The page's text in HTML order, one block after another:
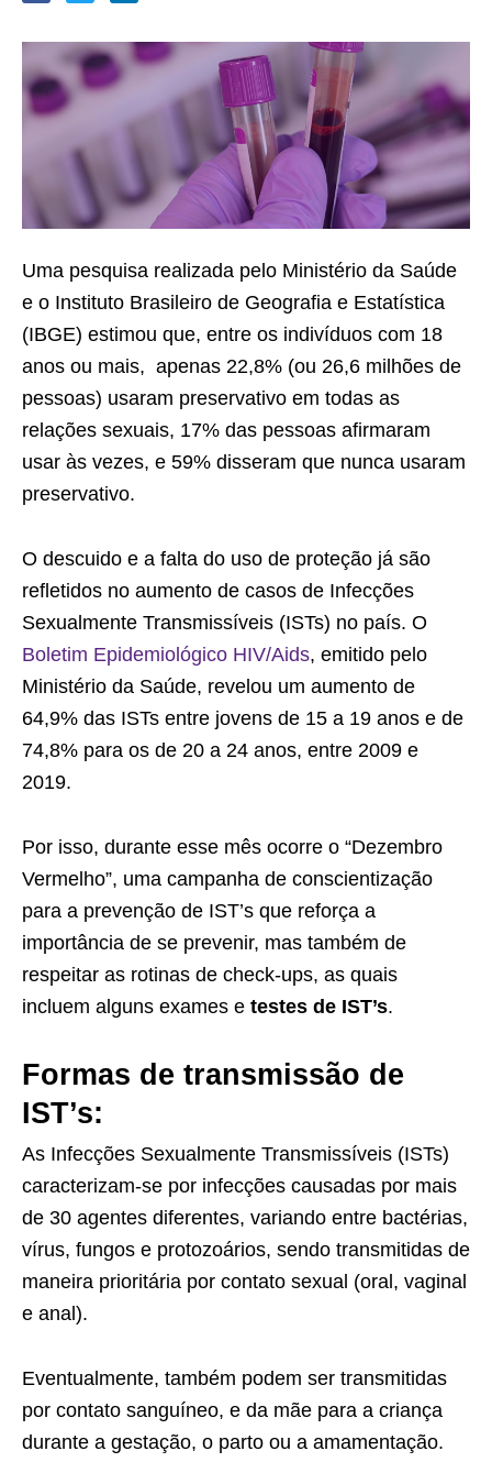
Uma pesquisa realizada pelo Ministério da Saúde
e o Instituto Brasileiro de Geografia e Estatística
(IBGE) estimou que, entre os indivíduos com 18
anos ou mais, apenas 22,8% (ou 26,6 milhões de
pessoas) usaram preservativo em todas as
relações sexuais, 17% das pessoas afirmaram
usar às vezes, e 59% disseram que nunca usaram
preservativo.
O descuido e a falta do uso de proteção já são
refletidos no aumento de casos de Infecções
Sexualmente Transmissíveis (ISTs) no país. O
Boletim Epidemiológico HIV/Aids, emitido pelo
Ministério da Saúde, revelou um aumento de
64,9% das ISTs entre jovens de 15 a 19 anos e de
74,8% para os de 20 a 24 anos, entre 2009 e
2019.
Por isso, durante esse mês ocorre o “Dezembro
Vermelho”, uma campanha de conscientização
para a prevenção de IST’s que reforça a
importância de se prevenir, mas também de
respeitar as rotinas de check-ups, as quais
incluem alguns exames e testes de IST’s.
Formas de transmissão de
IST’s:
As Infecções Sexualmente Transmissíveis (ISTs)
caracterizam-se por infecções causadas por mais
de 30 agentes diferentes, variando entre bactérias,
vírus, fungos e protozoários, sendo transmitidas de
maneira prioritária por contato sexual (oral, vaginal
e anal).
Eventualmente, também podem ser transmitidas
por contato sanguíneo, e da mãe para a criança
durante a gestação, o parto ou a amamentação.